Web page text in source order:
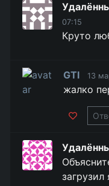
07:15
Круто
GTI 13
жалко
загрузил